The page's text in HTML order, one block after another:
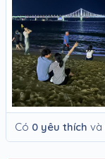
Có 0 yêu thích và